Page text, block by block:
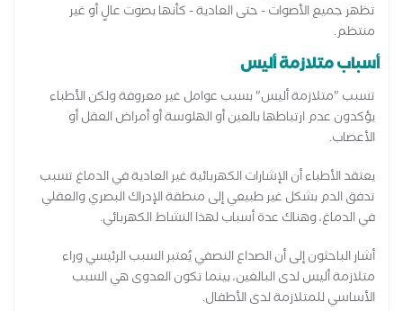
تظهر جميع الأصوات - حتى العادية - كأنها بصوت عالٍ أو غير
منتظم.
أسباب متلازمة أليس
تسبب "متلازمة أليس" بسبب عوامل غير معروفة ولكن الأطباء
يؤكدون عدم ارتباطها بالعين أو الهلوسة أو أمراض العقل أو
الأعصاب.
يعتقد الأطباء أن الإشارات الكهربائية غير العادية في الدماغ تسبب
تدفق الدم بشكل غير طبيعي إلى منطقة الإدراك البصري والعقلي
في الدماغ، وهناك عدة أسباب لهذا النشاط الكهربائي.
أشار الباحثون إلى أن الصداع النصفي يُعتبر السبب الرئيسي وراء
متلازمة أليس لدى البالغين، بينما تكون العدوى هي السبب
الأساسي للمتلازمة لدى الأطفال.